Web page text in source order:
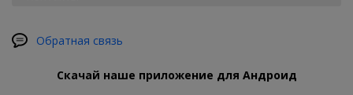
Обратная связь
Скачай наше приложение для Андроид